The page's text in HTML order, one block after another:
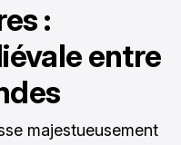
:
entre
majestueusement